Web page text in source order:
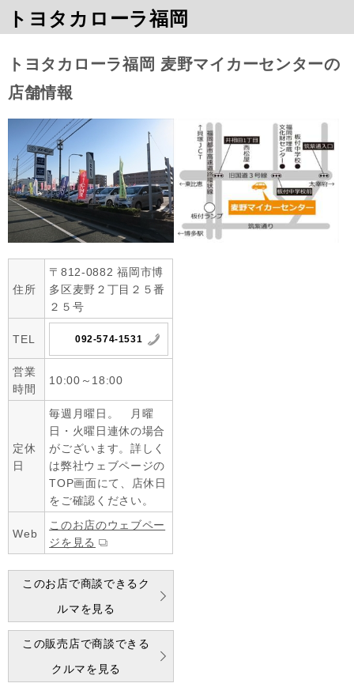
トヨタカローラ福岡
トヨタカローラ福岡 麦野マイカーセンターの
店舗情報
住所
〒812-0882 福岡市博
多区麦野２丁目２５番
２５号
TEL 092-574-1531
営業
時間
10:00～18:00
定休
日
毎週月曜日。 月曜
日・火曜日連休の場合
がございます。詳しく
は弊社ウェブページの
TOP画面にて、店休日
をご確認ください。
Web
このお店のウェブペー
ジを見る
このお店で商談できるク
ルマを見る
この販売店で商談できる
クルマを見る